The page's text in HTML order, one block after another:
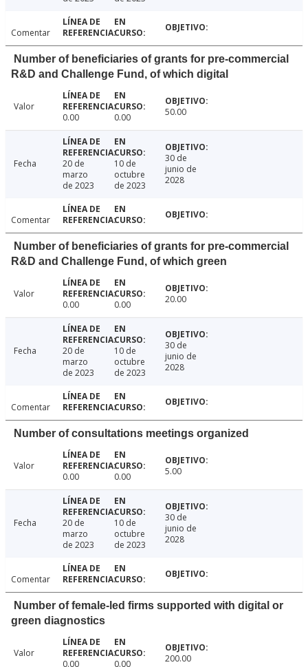
Comentar
Number of beneficiaries of grants for pre-commercial
R&D and Challenge Fund, of which digital
Valor
0.00
0.00 50.00
Fecha
20 de
marzo
de 2023
10 de
octubre
de 2023
30 de
junio de
2028
Comentar
Number of beneficiaries of grants for pre-commercial
R&D and Challenge Fund, of which green
Valor
0.00
0.00 20.00
Fecha
20 de
marzo
de 2023
10 de
octubre
de 2023
30 de
junio de
2028
Comentar
Number of consultations meetings organized
Valor
0.00
0.00 5.00
Fecha
20 de
marzo
de 2023
10 de
octubre
de 2023
30 de
junio de
2028
Comentar
Number of female-led firms supported with digital or
green diagnostics
Valor
0.00
0.00 200.00